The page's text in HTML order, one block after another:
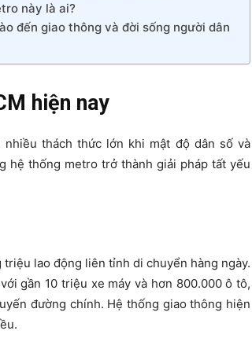
này là ai?
đến giao thông và đời sống người dân
hiện nay
thách thức lớn khi mật độ dân số và
hệ thống metro trở thành giải pháp tất yếu
lao động liên tỉnh di chuyển hàng ngày.
gần 10 triệu xe máy và hơn 800.000 ô tô,
đường chính. Hệ thống giao thông hiện